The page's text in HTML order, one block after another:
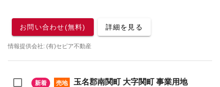
お問い合わせ(無料) 詳細を見る
情報提供会社: (有)セピア不動産
新着 売地 玉名郡南関町 大字関町 事業用地